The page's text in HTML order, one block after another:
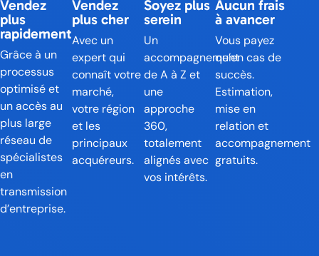
Vendez
plus
rapidement
Grâce à un
processus
optimisé et
un accès au
plus large
réseau de
spécialistes
en
transmission
d’entreprise.
Vendez
plus cher
Avec un
expert qui
connaît votre
marché,
votre région
et les
principaux
acquéreurs.
Soyez plus
serein
Un
accompagnement
de A à Z et
une
approche
360,
totalement
alignés avec
vos intérêts.
Aucun frais
à avancer
Vous payez
qu’en cas de
succès.
Estimation,
mise en
relation et
accompagnement
gratuits.